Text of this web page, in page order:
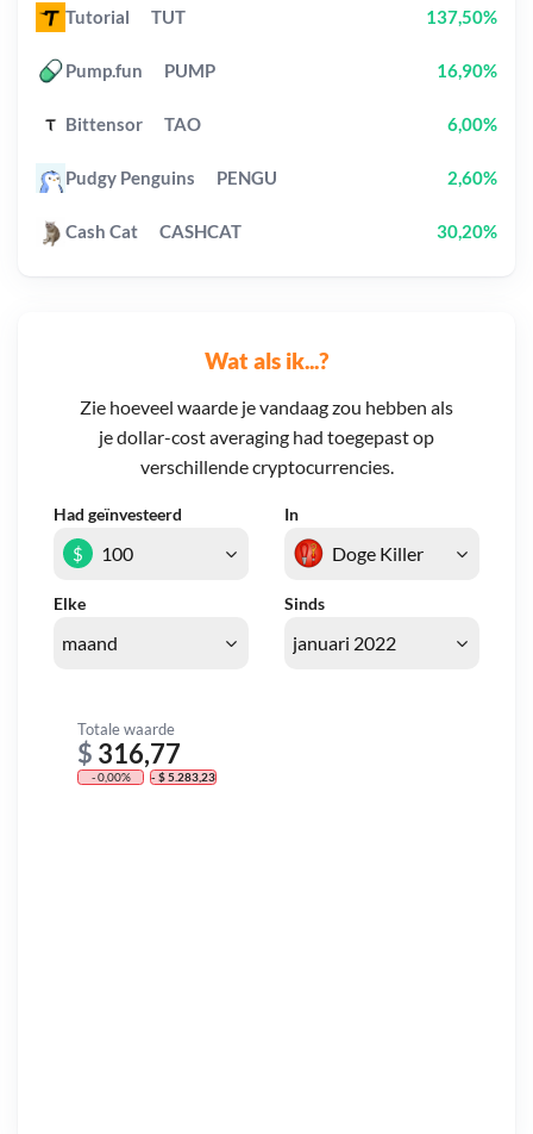
Wat als ik...?
Zie hoeveel waarde je vandaag zou hebben als
je dollar-cost averaging had toegepast op
verschillende cryptocurrencies.
Had geïnvesteerd In
Elke Sinds
$
Totale waarde
$ 316,77
- 0,00% - $ 5.283,23
Tutorial TUT 137,50%
Pump.fun PUMP 16,90%
Bittensor TAO 6,00%
Pudgy Penguins PENGU 2,60%
Cash Cat CASHCAT 30,20%